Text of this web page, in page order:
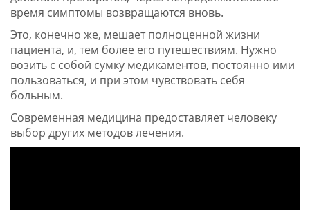
время симптомы возвращаются вновь.
Это, конечно же, мешает полноценной жизни
пациента, и, тем более его путешествиям. Нужно
возить с собой сумку медикаментов, постоянно ими
пользоваться, и при этом чувствовать себя
больным.
Современная медицина предоставляет человеку
выбор других методов лечения.